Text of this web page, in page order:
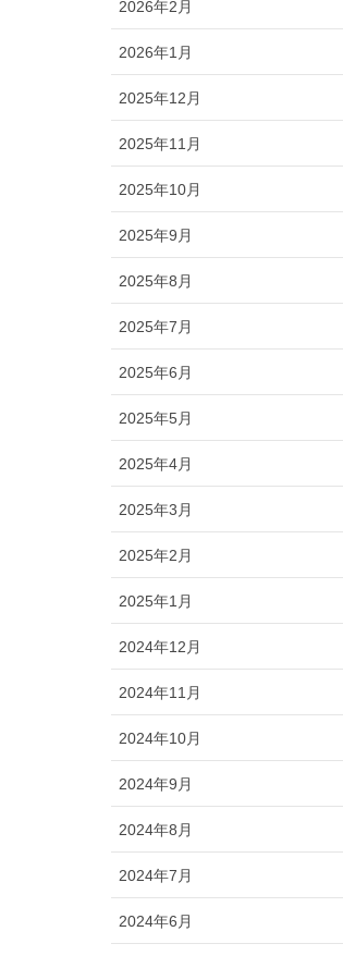
2026年2月
2026年1月
2025年12月
2025年11月
2025年10月
2025年9月
2025年8月
2025年7月
2025年6月
2025年5月
2025年4月
2025年3月
2025年2月
2025年1月
2024年12月
2024年11月
2024年10月
2024年9月
2024年8月
2024年7月
2024年6月